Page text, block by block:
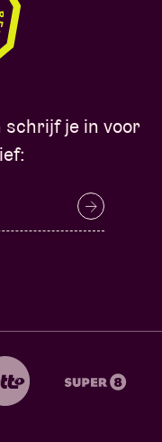
schrijf je in voor